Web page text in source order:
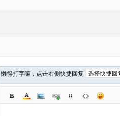
懒得打字嘛，点击右侧快捷回复